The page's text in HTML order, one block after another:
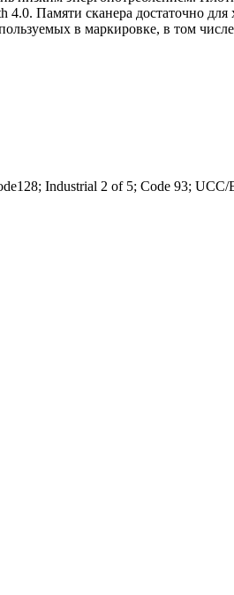
Памяти сканера достаточно
в маркировке, в том
Industrial 2 of 5; Code 93; UCC/